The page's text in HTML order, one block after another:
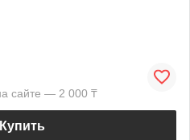
сайте — 2 000 ₸
Купить